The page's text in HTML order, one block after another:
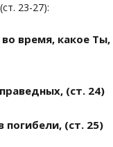
23-27):
время, какое
(ст. 24)
(ст. 25)